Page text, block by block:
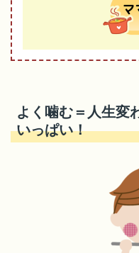
よく噛む＝人生変
いっぱい！